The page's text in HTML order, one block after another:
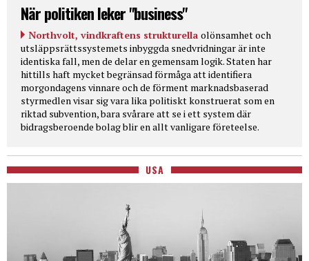
När politiken leker "business"
Northvolt, vindkraftens strukturella olönsamhet och
utsläppsrättssystemets inbyggda snedvridningar är inte
identiska fall, men de delar en gemensam logik. Staten har
hittills haft mycket begränsad förmåga att identifiera
morgondagens vinnare och de förment marknadsbaserad
styrmedlen visar sig vara lika politiskt konstruerat som en
riktad subvention, bara svårare att se i ett system där
bidragsberoende bolag blir en allt vanligare företeelse.
USA